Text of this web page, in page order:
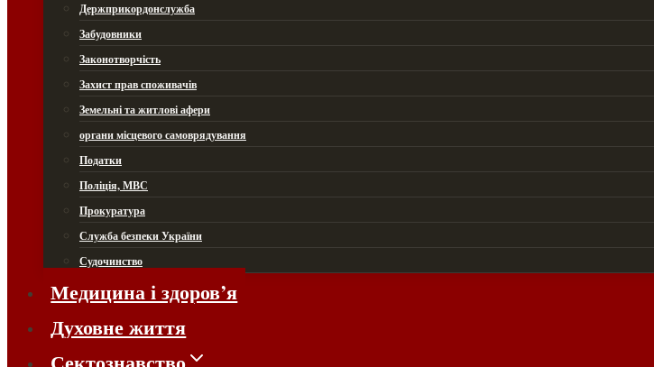
Держприкордонслужба
Забудовники
Законотворчість
Захист прав споживачів
Земельні та житлові афери
органи місцевого самоврядування
Податки
Поліція, МВС
Прокуратура
Служба безпеки України
Судочинство
Медицина і здоров’я
Духовне життя